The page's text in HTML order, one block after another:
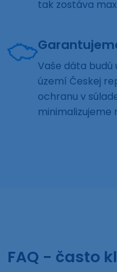
tak zostáva
Vaše dáta
území Českej
ochranu v
minimalizujeme
FAQ - často